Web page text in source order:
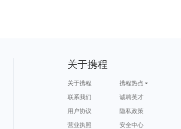
关于携程
关于携程
携程热点
联系我们
诚聘英才
用户协议
隐私政策
营业执照
安全中心